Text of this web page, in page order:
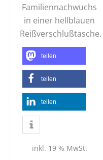
Familiennachwuchs
in einer hellblauen
Reißverschlußtasche.
teilen
teilen
teilen
inkl. 19 % MwSt.